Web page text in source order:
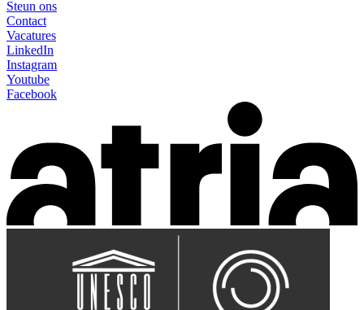
Steun ons
Contact
Vacatures
LinkedIn
Instagram
Youtube
Facebook